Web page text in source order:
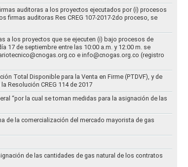
auditoras a los proyectos ejecutados por (i) procesos
firmas auditoras Res CREG 107-2017-2do proceso, se
a los proyectos que se ejecuten (i) bajo procesos de
17 de septiembre entre las 10:00 a.m. y 12:00 m. se
e info@cnogas.org.co (registro
Total Disponible para la Venta en Firme (PTDVF), y de
Resolución CREG 114 de 2017
“por la cual se toman medidas para la asignación de las
de la comercialización del mercado mayorista de gas
de las cantidades de gas natural de los contratos